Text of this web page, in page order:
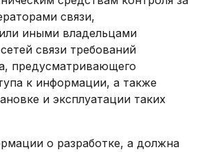
связи,
иными владельцами
связи требований
предусматривающего
к информации, а также
и эксплуатации таких
о разработке, а должна